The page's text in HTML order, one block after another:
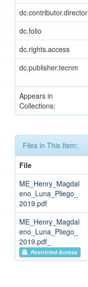
dc.contributor.director
dc.folio
dc.rights.access
dc.publisher.tecnm
Appears in
Collections:
Files in This Item:
File
ME_Henry_Magdal
eno_Luna_Pliego_
2019.pdf
ME_Henry_Magdal
eno_Luna_Pliego_
2019.pdf_
Restricted Access